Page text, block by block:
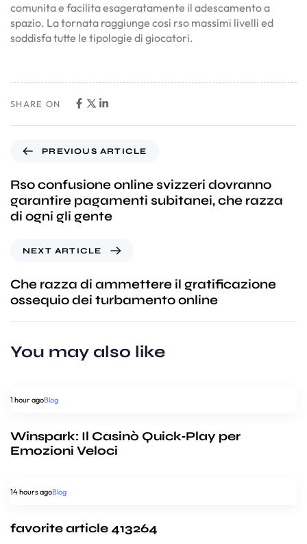
comunita e facilita esageratamente il adescamento a
spazio. La tornata raggiunge cosi rso massimi livelli ed
soddisfa tutte le tipologie di giocatori.
SHARE ON
PREVIOUS ARTICLE
Rso confusione online svizzeri dovranno
garantire pagamenti subitanei, che razza
di ogni gli gente
NEXT ARTICLE
Che razza di ammettere il gratificazione
ossequio dei turbamento online
You may also like
1 hour agoBlog
Winspark: Il Casinò Quick‑Play per
Emozioni Veloci
14 hours agoBlog
favorite article 413264